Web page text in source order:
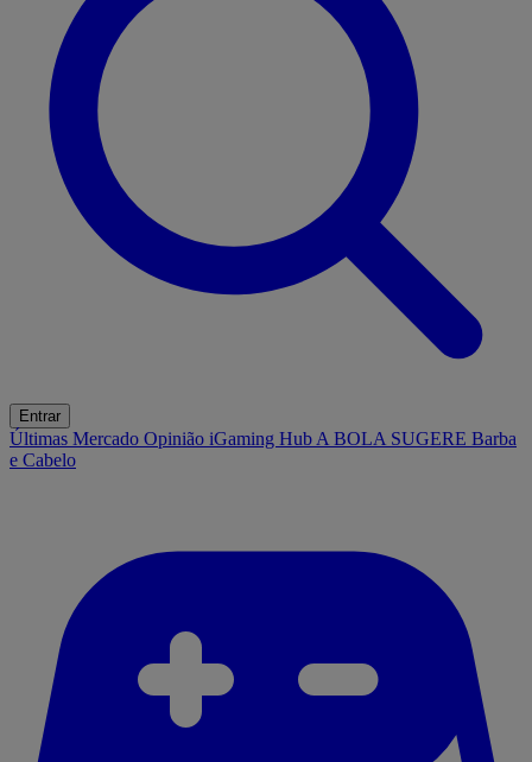
Entrar
Últimas Mercado Opinião iGaming Hub A BOLA SUGERE Barba
e Cabelo